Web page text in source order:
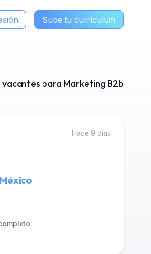
Sube tu currículum
vacantes para Marketing B2b
Hace 9 días.